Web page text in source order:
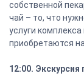
собственной
чай – то, что
услуги
приобретаются
12:00.